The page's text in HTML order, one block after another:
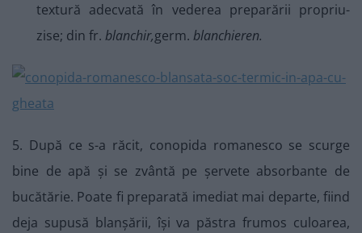
textură adecvată în vederea preparării propriu-
zise; din fr. blanchir,germ. blanchieren.
5. După ce s-a răcit, conopida romanesco se scurge
bine de apă și se zvântă pe șervete absorbante de
bucătărie. Poate fi preparată imediat mai departe, fiind
deja supusă blanșării, își va păstra frumos culoarea,